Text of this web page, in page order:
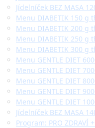
Jídelníček BEZ MASA
Menu DIABETIK 150 g
Menu DIABETIK 200 g
Menu DIABETIK 250 g
Menu DIABETIK 300 g
Menu GENTLE DIET
Menu GENTLE DIET
Menu GENTLE DIET
Menu GENTLE DIET
Menu GENTLE DIET
Jídelníček BEZ MASA
Program: PRO ZDRAVÍ